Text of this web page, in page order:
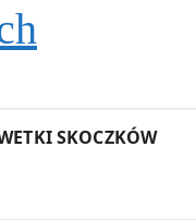
SKOCZKÓW